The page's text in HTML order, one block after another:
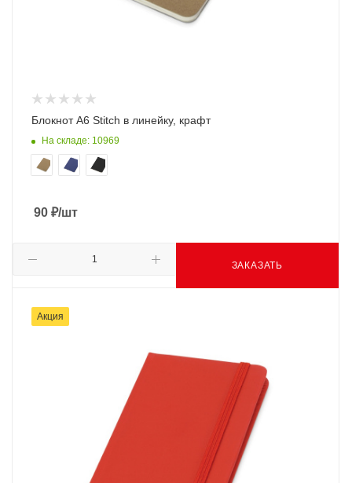
Блокнот A6 Stitch в линейку, крафт
На складе: 10969
90 ₽/шт
ЗАКАЗАТЬ
Акция